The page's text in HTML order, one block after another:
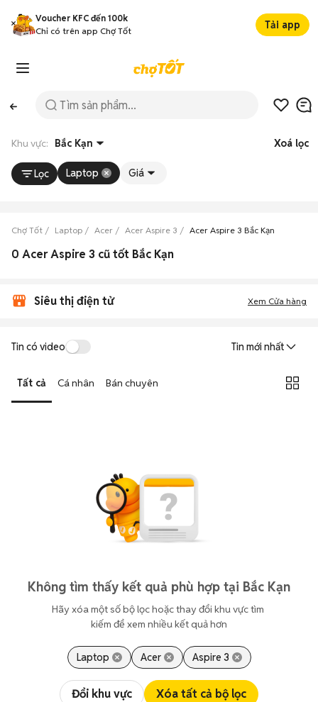
Voucher KFC đến 100k
Chỉ có trên app Chợ Tốt
Tải app
Khu vực: Bắc Kạn Xoá lọc
Lọc Laptop Giá
Chợ Tốt Laptop Acer Acer Aspire 3 Acer Aspire 3 Bắc Kạn
0 Acer Aspire 3 cũ tốt Bắc Kạn
Siêu thị điện tử Xem Cửa hàng
Tin có video Tin mới nhất
Tất cả Cá nhân Bán chuyên
Không tìm thấy kết quả phù hợp tại Bắc Kạn
Hãy xóa một số bộ lọc hoặc thay đổi khu vực tìm
kiếm để xem nhiều kết quả hơn
Laptop Acer Aspire 3
Đổi khu vực Xóa tất cả bộ lọc